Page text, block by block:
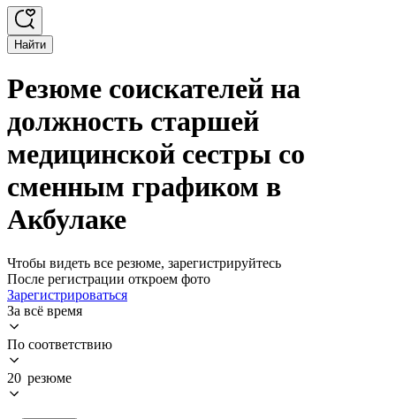
Найти
Резюме соискателей на
должность старшей
медицинской сестры со
сменным графиком в
Акбулаке
Чтобы видеть все резюме, зарегистрируйтесь
После регистрации откроем фото
Зарегистрироваться
За всё время
По соответствию
20 резюме